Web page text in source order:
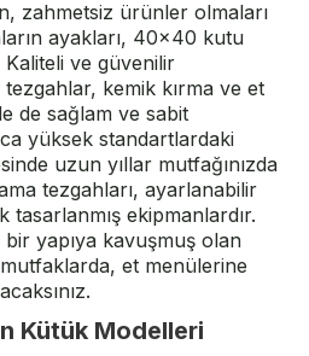
zahmetsiz ürünler olmaları
ayakları, 40x40 kutu
ve güvenilir
kemik kırma ve et
de sağlam ve sabit
yüksek standartlardaki
uzun yıllar mutfağınızda
tezgahları, ayarlanabilir
tasarlanmış ekipmanlardır.
bir yapıya kavuşmuş olan
et menülerine
Kütük Modelleri